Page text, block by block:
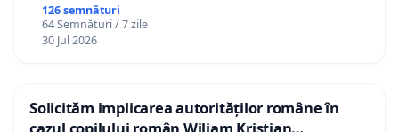
126 semnături
64 Semnături / 7 zile
30 Jul 2026
Solicităm implicarea autorităților române în